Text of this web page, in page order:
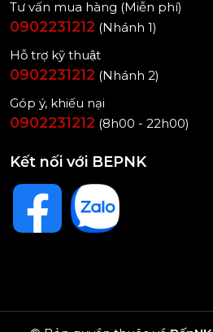
Tư vấn mua hàng (Miễn phí)
0902231212 (Nhánh 1)
Hỗ trợ kỹ thuật
0902231212 (Nhánh 2)
Góp ý, khiếu nại
0902231212 (8h00 - 22h00)
Kết nối với BEPNK